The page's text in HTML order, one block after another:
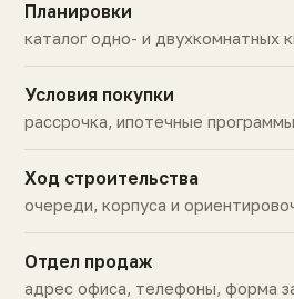
Планировки
каталог одно- и двухкомнатных
Условия покупки
рассрочка, ипотечные
Ход строительства
очереди, корпуса и
Отдел продаж
адрес офиса, телефоны, форма